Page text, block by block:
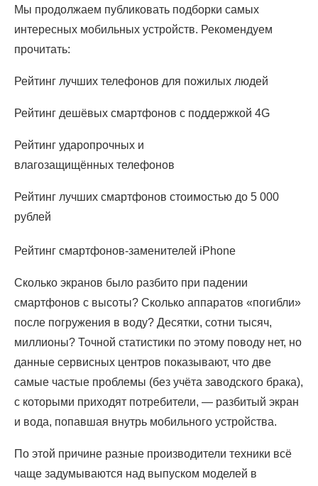
Мы продолжаем публиковать подборки самых
интересных мобильных устройств. Рекомендуем
прочитать:
Рейтинг лучших телефонов для пожилых людей
Рейтинг дешёвых смартфонов с поддержкой 4G
Рейтинг ударопрочных и
влагозащищённых телефонов
Рейтинг лучших смартфонов стоимостью до 5 000
рублей
Рейтинг смартфонов-заменителей iPhone
Сколько экранов было разбито при падении
смартфонов с высоты? Сколько аппаратов «погибли»
после погружения в воду? Десятки, сотни тысяч,
миллионы? Точной статистики по этому поводу нет, но
данные сервисных центров показывают, что две
самые частые проблемы (без учёта заводского брака),
с которыми приходят потребители, — разбитый экран
и вода, попавшая внутрь мобильного устройства.
По этой причине разные производители техники всё
чаще задумываются над выпуском моделей в